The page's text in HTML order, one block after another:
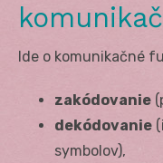
Ide o komunikačné
zakódovanie
dekódovanie
symbolov),